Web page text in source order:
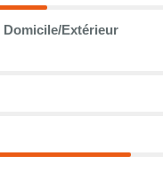
Domicile/Extérieur